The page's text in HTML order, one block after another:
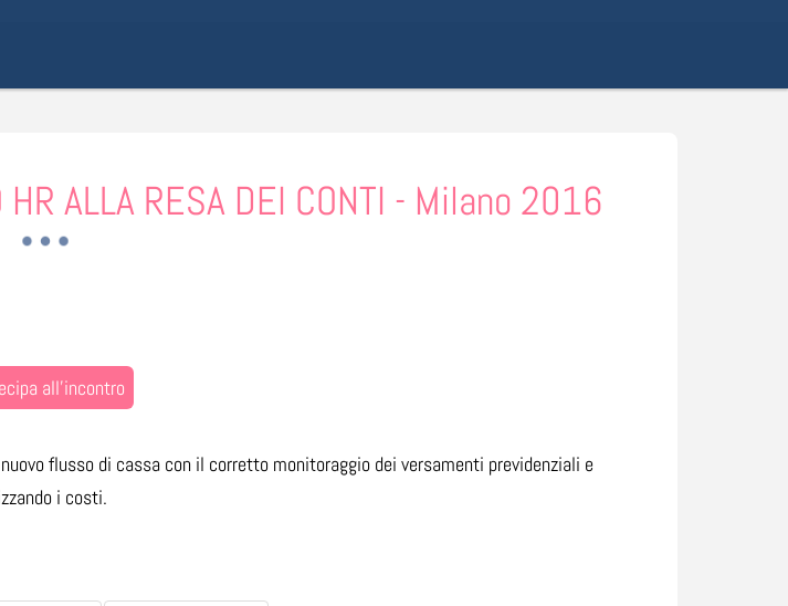
ALLA RESA DEI CONTI - Milano 2016
all'incontro
flusso di cassa con il corretto monitoraggio dei versamenti previdenziali e
i costi.